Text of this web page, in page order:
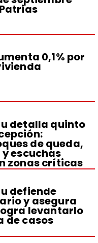
0,1% por
detalla quinto
de queda,
escuchas
zonas críticas
defiende
y asegura
levantarlo
de casos